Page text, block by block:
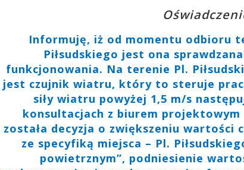
Informuję, iż od momentu odbioru
Piłsudskiego jest ona
funkcjonowania. Na terenie Pl.
jest czujnik wiatru, który to steruje
siły wiatru powyżej 1,5 m/s
konsultacjach z biurem
została decyzja o zwiększeniu wartości
ze specyfiką miejsca – Pl.
powietrznym”, podniesienie